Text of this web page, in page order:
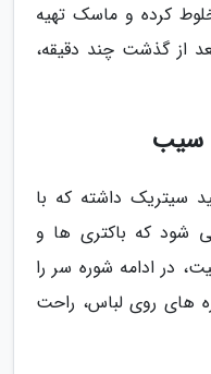
کرده و ماسک تهیه
از گذشت چند دقیقه،
سیب
سیتریک داشته که با
شود که باکتری ها و
در ادامه شوره سر را
های روی لباس، راحت